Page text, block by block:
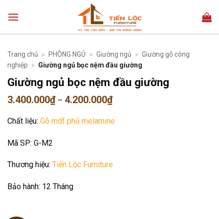
qua
Trang chủ » PHÒNG NGỦ » Giường ngủ » Giường gỗ công
nghiệp » Giường ngủ bọc nệm đầu giường
Giường ngủ bọc nệm đầu giường
3.400.000₫ – 4.200.000₫Khoảng
3.400.000₫
Chất liệu: Gỗ mdf phủ melamine
Mã SP: G-M2
Thương hiệu: Tiến Lộc Furniture
Bảo hành: 12 Tháng